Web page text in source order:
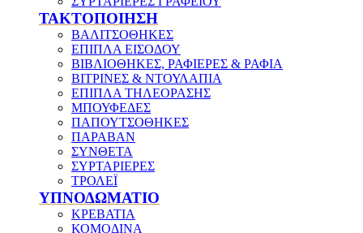
ΤΑΚΤΟΠΟΙΗΣΗ
ΒΑΛΙΤΣΟΘΗΚΕΣ
ΕΠΙΠΛΑ ΕΙΣΟΔΟΥ
ΒΙΒΛΙΟΘΗΚΕΣ, ΡΑΦΙΕΡΕΣ & ΡΑΦΙΑ
ΒΙΤΡΙΝΕΣ & ΝΤΟΥΛΑΠΙΑ
ΕΠΙΠΛΑ ΤΗΛΕΟΡΑΣΗΣ
ΜΠΟΥΦΕΔΕΣ
ΠΑΠΟΥΤΣΟΘΗΚΕΣ
ΠΑΡΑΒΑΝ
ΣΥΝΘΕΤΑ
ΣΥΡΤΑΡΙΕΡΕΣ
ΤΡΟΛΕΪ
ΥΠΝΟΔΩΜΑΤΙΟ
ΚΡΕΒΑΤΙΑ
ΚΟΜΟΔΙΝΑ